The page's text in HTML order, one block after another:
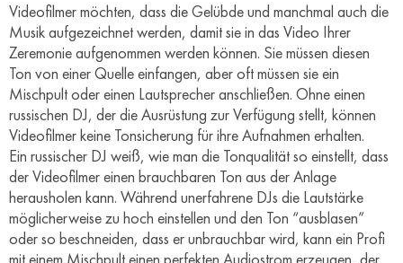
Videofilmer möchten, dass die Gelübde und manchmal auch die
Musik aufgezeichnet werden, damit sie in das Video Ihrer
Zeremonie aufgenommen werden können. Sie müssen diesen
Ton von einer Quelle einfangen, aber oft müssen sie ein
Mischpult oder einen Lautsprecher anschließen. Ohne einen
russischen DJ, der die Ausrüstung zur Verfügung stellt, können
Videofilmer keine Tonsicherung für ihre Aufnahmen erhalten.
Ein russischer DJ weiß, wie man die Tonqualität so einstellt, dass
der Videofilmer einen brauchbaren Ton aus der Anlage
herausholen kann. Während unerfahrene DJs die Lautstärke
möglicherweise zu hoch einstellen und den Ton “ausblasen”
oder so beschneiden, dass er unbrauchbar wird, kann ein Profi